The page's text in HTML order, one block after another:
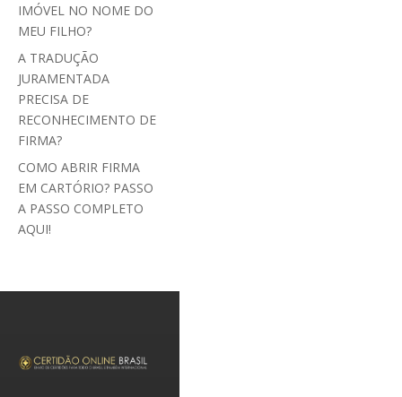
IMÓVEL NO NOME DO
MEU FILHO?
A TRADUÇÃO
JURAMENTADA
PRECISA DE
RECONHECIMENTO DE
FIRMA?
COMO ABRIR FIRMA
EM CARTÓRIO? PASSO
A PASSO COMPLETO
AQUI!